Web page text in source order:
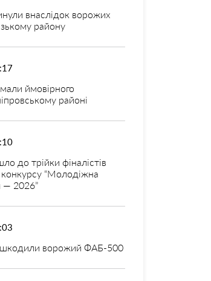
внаслідок ворожих
району
ймовірного
районі
до трійки фіналістів
конкурсу “Молодіжна
— 2026”
ворожий ФАБ-500